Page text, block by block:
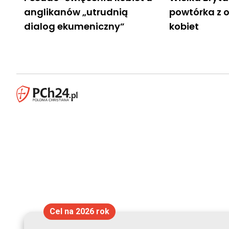
anglikanów „utrudnią
dialog ekumeniczny”
powtórka z
kobiet
Cel na 2026 rok